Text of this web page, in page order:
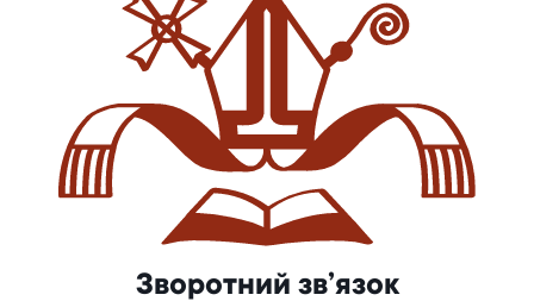
Зворотний зв’язок